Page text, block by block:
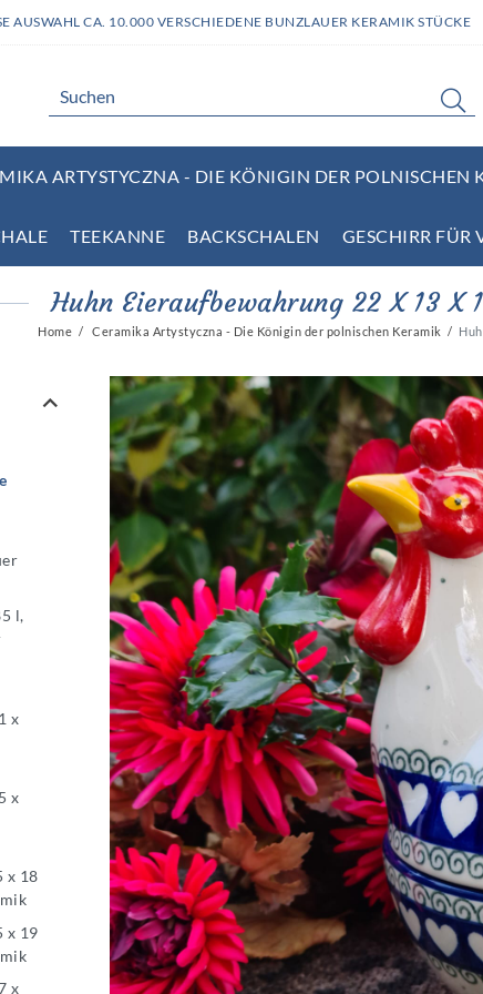
AUSWAHL CA. 10.000 VERSCHIEDENE BUNZLAUER KERAMIK STÜCKE
ARTYSTYCZNA - DIE KÖNIGIN DER POLNISCHEN
TEEKANNE BACKSCHALEN GESCHIRR FÜR
Huhn Eieraufbewahrung 22 X 13 X
Home Ceramika Artystyczna - Die Königin der polnischen Keramik
l,
x
x
x 18
x 19
x